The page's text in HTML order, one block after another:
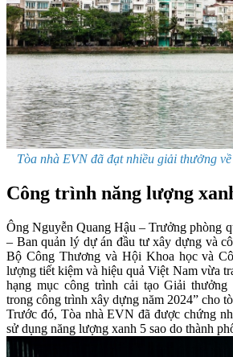
Tòa nhà EVN đã đạt nhiều giải thưởng
Công trình năng lượng
Ông Nguyễn Quang Hậu – Trưởng phòng
– Ban quản lý dự án đầu tư xây dựng và
Bộ Công Thương và Hội Khoa học và
lượng tiết kiệm và hiệu quả Việt Nam vừa
hạng mục công trình cải tạo Giải thưởng
trong công trình xây dựng năm 2024” cho
Trước đó, Tòa nhà EVN đã được chứng
sử dụng năng lượng xanh 5 sao do thành